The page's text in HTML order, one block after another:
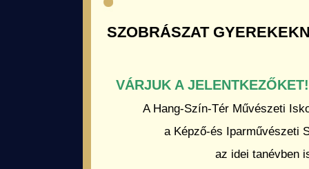
SZOBRÁSZAT
VÁRJUK A JELENTKEZŐKET!
A Hang-Szín-Tér Művészeti
a Képző-és Iparművészeti
az idei tanévben